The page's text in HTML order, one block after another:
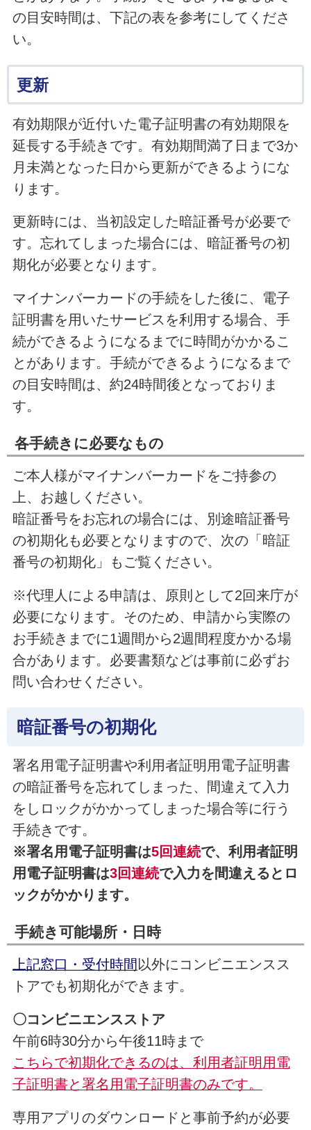
の目安時間は、下記の表を参考にしてくださ
い。
更新
有効期限が近付いた電子証明書の有効期限を
延長する手続きです。有効期間満了日まで3か
月未満となった日から更新ができるようにな
ります。
更新時には、当初設定した暗証番号が必要で
す。忘れてしまった場合には、暗証番号の初
期化が必要となります。
マイナンバーカードの手続をした後に、電子
証明書を用いたサービスを利用する場合、手
続ができるようになるまでに時間がかかるこ
とがあります。手続ができるようになるまで
の目安時間は、約24時間後となっておりま
す。
各手続きに必要なもの
ご本人様がマイナンバーカードをご持参の
上、お越しください。
暗証番号をお忘れの場合には、別途暗証番号
の初期化も必要となりますので、次の「暗証
番号の初期化」もご覧ください。
※代理人による申請は、原則として2回来庁が
必要になります。そのため、申請から実際の
お手続きまでに1週間から2週間程度かかる場
合があります。必要書類などは事前に必ずお
問い合わせください。
暗証番号の初期化
署名用電子証明書や利用者証明用電子証明書
の暗証番号を忘れてしまった、間違えて入力
をしロックがかかってしまった場合等に行う
手続きです。
※署名用電子証明書は5回連続で、利用者証明
用電子証明書は3回連続で入力を間違えるとロ
ックがかかります。
手続き可能場所・日時
上記窓口・受付時間 以外にコンビニエンスス
トアでも初期化ができます。
〇コンビニエンスストア
午前6時30分から午後11時まで
こちらで初期化できるのは、利用者証明用電
子証明書と署名用電子証明書のみです。
専用アプリのダウンロードと事前予約が必要